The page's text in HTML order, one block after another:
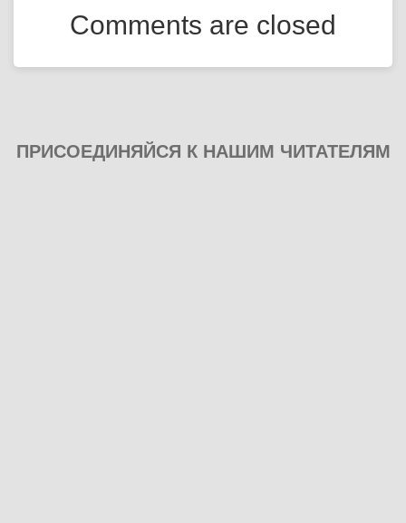
Comments are closed
ПРИСОЕДИНЯЙСЯ К НАШИМ ЧИТАТЕЛЯМ